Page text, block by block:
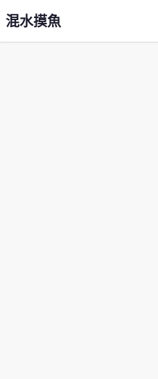
混水摸魚